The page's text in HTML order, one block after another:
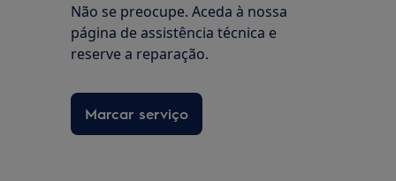
Não se preocupe. Aceda à nossa
página de assistência técnica e
reserve a reparação.
Marcar serviço